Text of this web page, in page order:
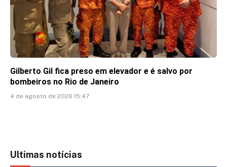
Gilberto Gil fica preso em elevador e é salvo por
bombeiros no Rio de Janeiro
4 de agosto de 2026 15:47
Ultimas notícias